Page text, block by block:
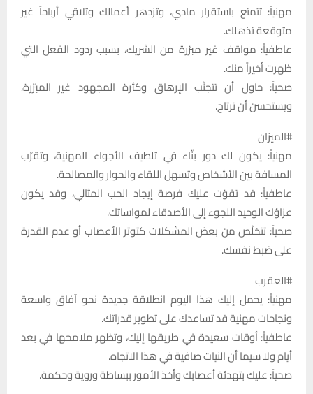
مهنياً: تتمتع باستقرار مادي، وتزدهر أعمالك وتلاقي أرباحاً غير
متوقعة تذهلك.
عاطفياً: مواقف غير مبرّرة من الشريك، بسبب ردود الفعل التي
ظهرت أخيراً منك.
صحياً: حاول أن تتجنّب الإرهاق وكثرة المجهود غير المبرّرة،
ويستحسن أن ترتاح.
#الميزان
مهنياً: يكون لك دور بنّاء في تلطيف الأجواء المهنية، وتقرّب
المسافة بين الأشخاص وتسهل اللقاء والحوار والمصالحة.
عاطفياً: قد تفوّت عليك فرصة إيجاد الحب المثالي، وقد يكون
عزاؤك الوحيد اللجوء إلى الأصدقاء لمواساتك.
صحياً: تتخلّص من بعض المشكلات كتوتر الأعصاب أو عدم القدرة
على ضبط نفسك.
#العقرب
مهنياً: يحمل إليك هذا اليوم انطلاقة جديدة نحو آفاق واسعة
ونجاحات مهنية قد تساعدك على تطوير قدراتك.
عاطفياً: أوقات سعيدة في طريقها إليك، وتظهر ملامحها في بعد
أيام ولا سيما أن النيات صافية في هذا الاتجاه.
صحياً: عليك بتهدئة أعصابك وأخذ الأمور ببساطة وروية وحكمة.